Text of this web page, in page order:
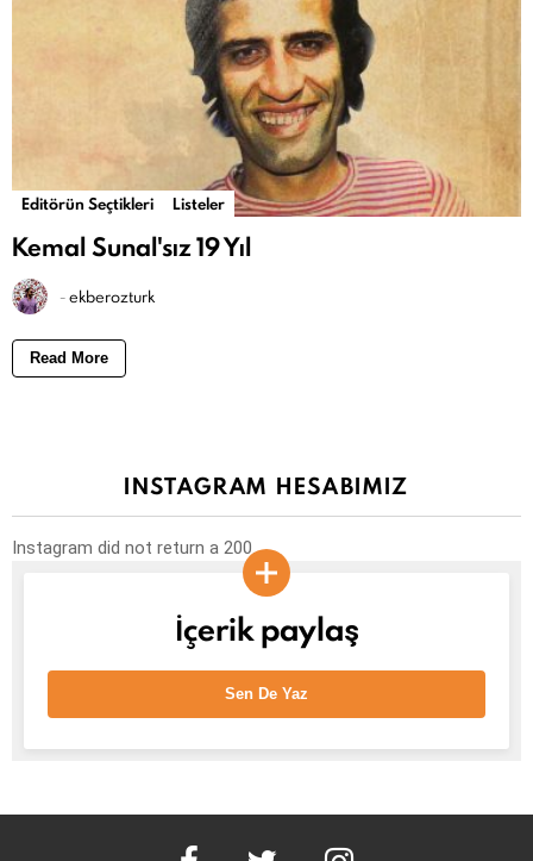
Editörün Seçtikleri Listeler
Kemal Sunal'sız 19 Yıl
-ekberozturk
Read More
INSTAGRAM HESABIMIZ
Instagram did not return a 200.
İçerik paylaş
Sen De Yaz